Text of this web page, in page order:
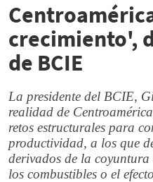
crecimiento',
de BCIE
La presidente del BCIE,
realidad de
retos estructurales para
productividad, a los que
derivados de la
los combustibles o el